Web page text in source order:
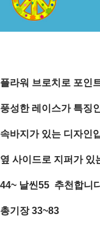
플라워 브로치로 포인
풍성한 레이스가 특징
속바지가 있는 디자인
옆 사이드로 지퍼가 있
44~ 날씬55 추천합니
총기장 33~83